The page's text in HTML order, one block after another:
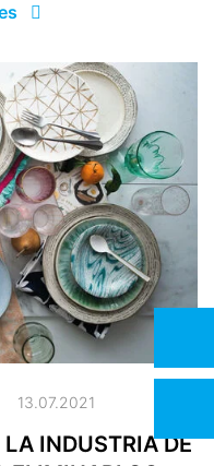
13.07.2021
INDUSTRIA DE